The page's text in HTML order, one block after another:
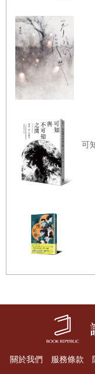
可
關於我們 服務條款